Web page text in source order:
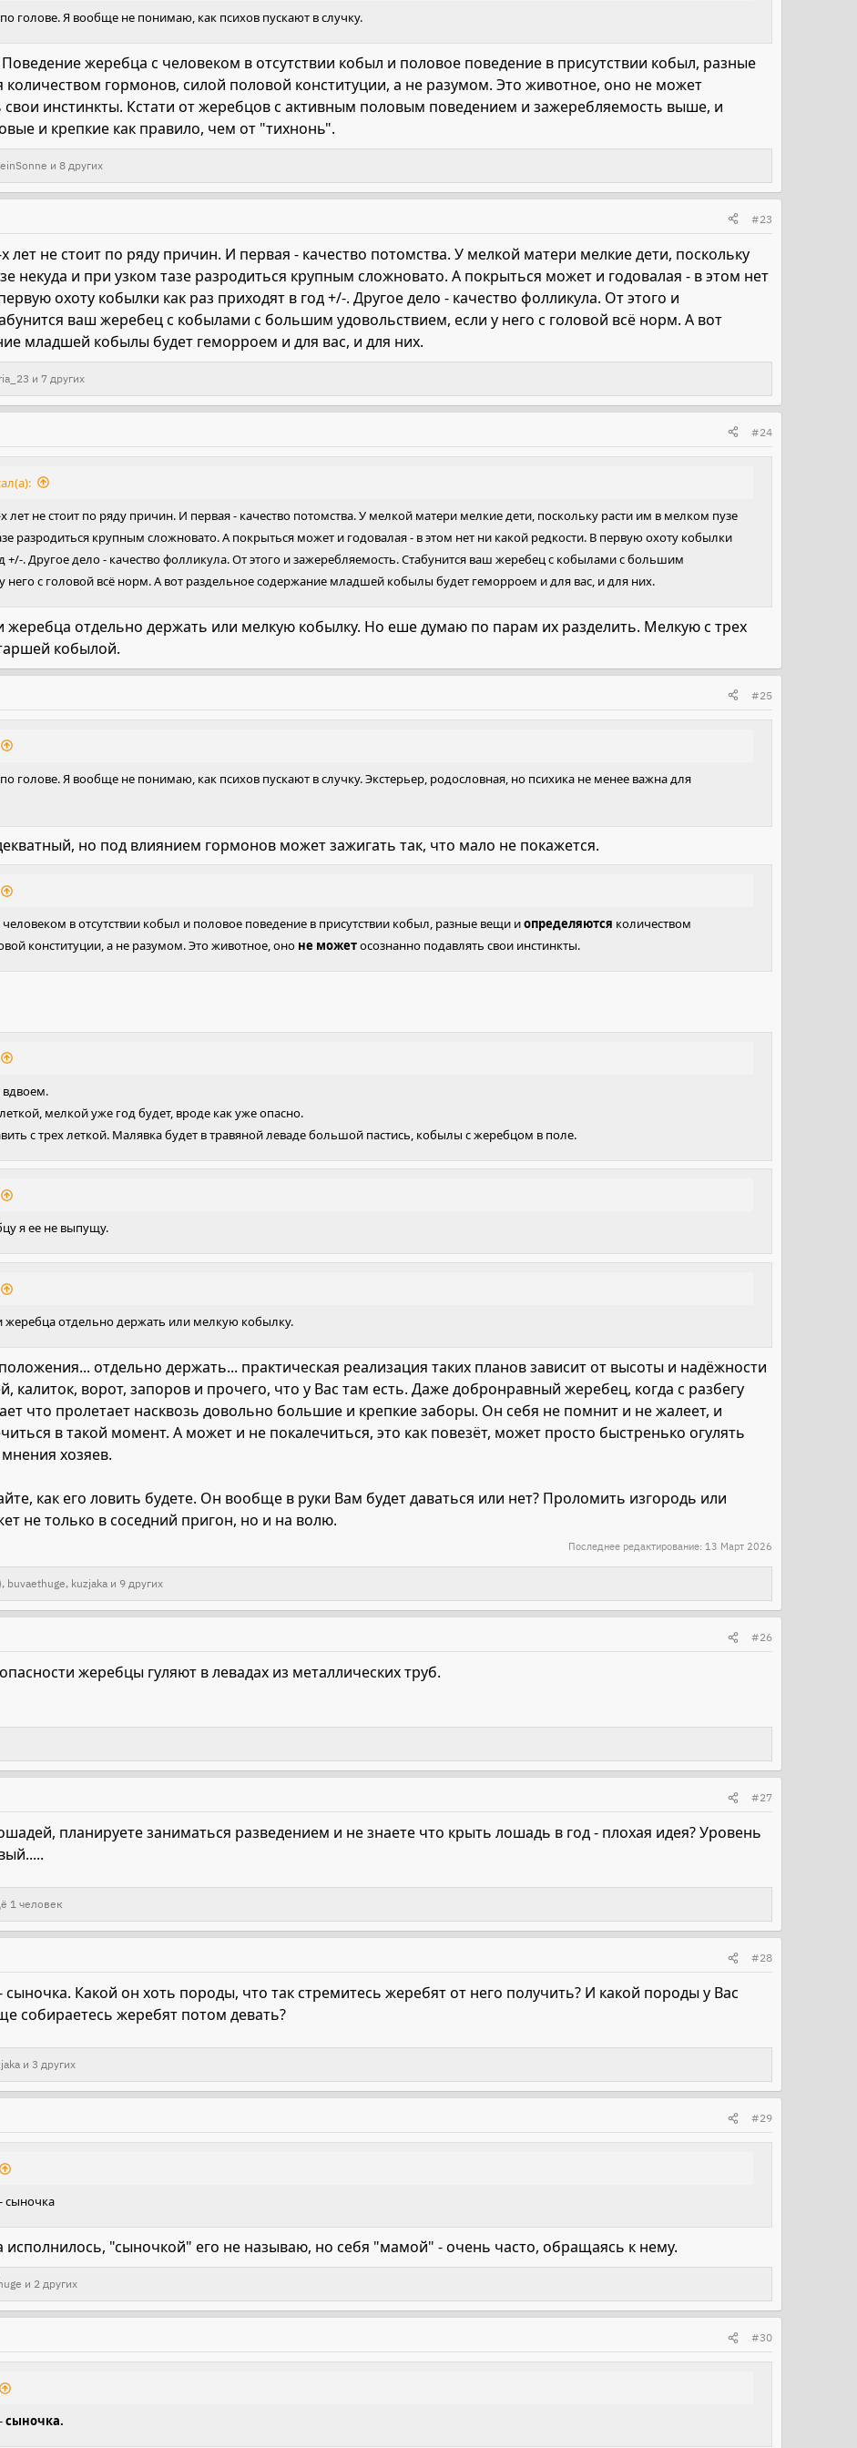
голове. Я вообще не понимаю, как психов пускают в случку.
жеребца с человеком в отсутствии кобыл и половое поведение в присутствии кобыл, разные
гормонов, силой половой конституции, а не разумом. Это животное, оно не может
свои инстинкты. Кстати от жеребцов с активным половым поведением и зажеребляемость выше, и
и крепкие как правило, чем от "тихнонь".
и 8 других
#23
лет не стоит по ряду причин. И первая - качество потомства. У мелкой матери мелкие дети, поскольку
некуда и при узком тазе разродиться крупным сложновато. А покрыться может и годовалая - в этом нет
охоту кобылки как раз приходят в год +/-. Другое дело - качество фолликула. От этого и
ваш жеребец с кобылами с большим удовольствием, если у него с головой всё норм. А вот
младшей кобылы будет геморроем и для вас, и для них.
и 7 других
#24
лет не стоит по ряду причин. И первая - качество потомства. У мелкой матери мелкие дети, поскольку расти им в мелком пузе
разродиться крупным сложновато. А покрыться может и годовалая - в этом нет ни какой редкости. В первую охоту кобылки
+/-. Другое дело - качество фолликула. От этого и зажеребляемость. Стабунится ваш жеребец с кобылами с большим
него с головой всё норм. А вот раздельное содержание младшей кобылы будет геморроем и для вас, и для них.
жеребца отдельно держать или мелкую кобылку. Но еше думаю по парам их разделить. Мелкую с трех
кобылой.
#25
голове. Я вообще не понимаю, как психов пускают в случку. Экстерьер, родословная, но психика не менее важна для
но под влиянием гормонов может зажигать так, что мало не покажется.
в отсутствии кобыл и половое поведение в присутствии кобыл, разные вещи иопределяются количеством
конституции, а не разумом. Это животное, оно не можетосознанно подавлять свои инстинкты.
вдвоем.
мелкой уже год будет, вроде как уже опасно.
с трех леткой. Малявка будет в травяной леваде большой пастись, кобылы с жеребцом в поле.
я ее не выпущу.
жеребца отдельно держать или мелкую кобылку.
отдельно держать... практическая реализация таких планов зависит от высоты и надёжности
калиток, ворот, запоров и прочего, что у Вас там есть. Даже добронравный жеребец, когда с разбегу
что пролетает насквозь довольно большие и крепкие заборы. Он себя не помнит и не жалеет, и
в такой момент. А может и не покалечиться, это как повезёт, может просто быстренько огулять
хозяев.
как его ловить будете. Он вообще в руки Вам будет даваться или нет? Проломить изгородь или
не только в соседний пригон, но и на волю.
Последнее редактирование: 13 Март 2026
, buvaethuge, kuzjaka и 9 других
#26
жеребцы гуляют в левадах из металлических труб.
#27
планируете заниматься разведением и не знаете что крыть лошадь в год - плохая идея? Уровень
1 человек
#28
сыночка. Какой он хоть породы, что так стремитесь жеребят от него получить? И какой породы у Вас
собираетесь жеребят потом девать?
и 3 других
#29
сыночка
исполнилось, "сыночкой" его не называю, но себя "мамой" - очень часто, обращаясь к нему.
и 2 других
#30
сыночка.